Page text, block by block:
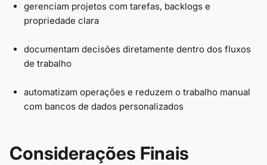
gerenciam projetos com tarefas, backlogs e
propriedade clara
documentam decisões diretamente dentro dos fluxos
de trabalho
automatizam operações e reduzem o trabalho manual
com bancos de dados personalizados
Considerações Finais